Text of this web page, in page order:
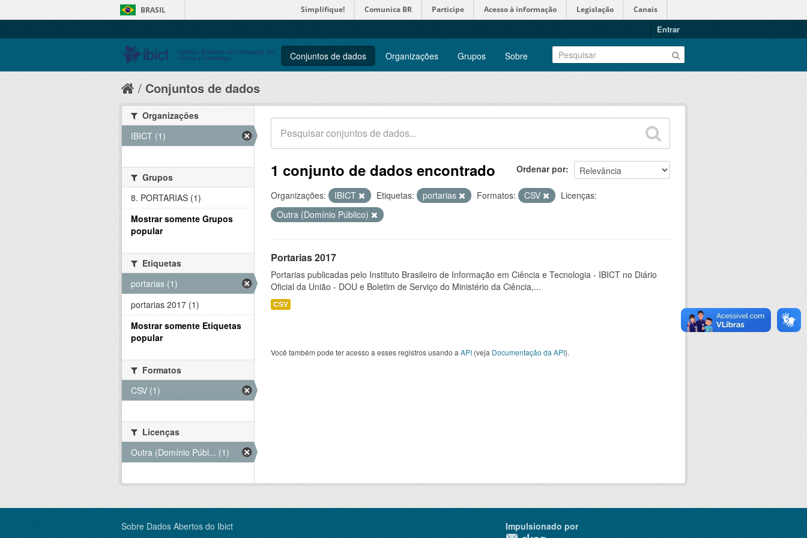
BRASIL Simplifique! Comunica BR Participe Acesso à informação Legislação Canais
Entrar
Conjuntos de dados Organizações Grupos Sobre
Conjuntos de dados
Ordenar por
1 conjunto de dados encontrado
Organizações: IBICT Etiquetas: portarias Formatos: CSV
Licenças:
Outra (Domínio Público)
Portarias 2017
Portarias publicadas pelo Instituto Brasileiro de Informação em Ciência e Tecnologia - IBICT no Diário
Oficial da União - DOU e Boletim de Serviço do Ministério da Ciência,...
CSV
Você também pode ter acesso a esses registros usando a API (veja Documentação da API).
Organizações
IBICT (1)
Grupos
8. PORTARIAS (1)
Mostrar somente Grupos
popular
Etiquetas
portarias (1)
portarias 2017 (1)
Mostrar somente Etiquetas
popular
Formatos
CSV (1)
Licenças
Outra (Domínio Públ... (1)
Sobre Dados Abertos do Ibict
Impulsionado por